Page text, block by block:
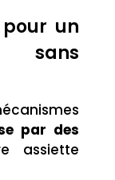
un
sans
par des
assiette